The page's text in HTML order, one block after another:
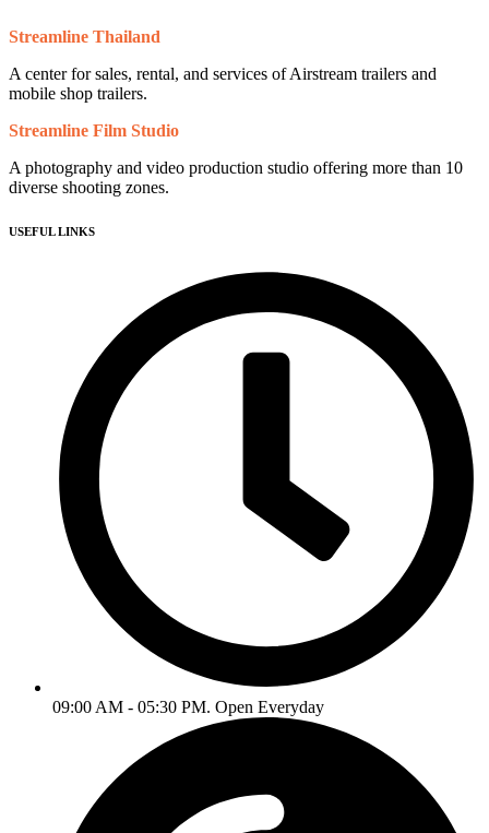
Streamline Thailand
A center for sales, rental, and services of Airstream trailers and
mobile shop trailers.
Streamline Film Studio
A photography and video production studio offering more than 10
diverse shooting zones.
USEFUL LINKS
09:00 AM - 05:30 PM. Open Everyday